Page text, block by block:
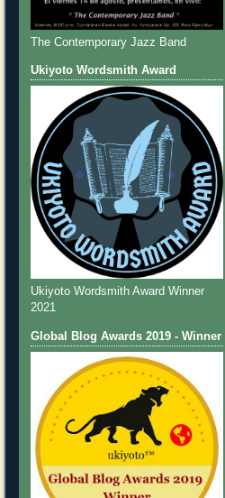
The Contemporary Jazz Band
Ukiyoto Wordsmith Award
Ukiyoto Wordsmith Award Winner
2021
Global Blog Awards 2019 - Winner